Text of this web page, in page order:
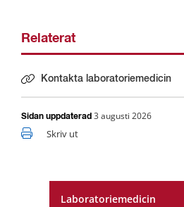
Laboratoriemedicin
Relaterat
Kontakta laboratoriemedicin
Sidan uppdaterad 3 augusti 2026
Skriv ut